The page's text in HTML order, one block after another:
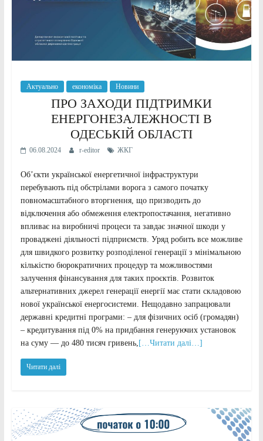
Актуально економіка Новини
ПРО ЗАХОДИ ПІДТРИМКИ
ЕНЕРГОНЕЗАЛЕЖНОСТІ В
ОДЕСЬКІЙ ОБЛАСТІ
06.08.2024 r-editor ЖКГ
Об’єкти української енергетичної інфраструктури
перебувають під обстрілами ворога з самого початку
повномасштабного вторгнення, що призводить до
відключення або обмеження електропостачання, негативно
впливає на виробничі процеси та завдає значної шкоди у
проваджені діяльності підприємств. Уряд робить все можливе
для швидкого розвитку розподіленої генерації з мінімальною
кількістю бюрократичних процедур та можливостями
залучення фінансування для таких проєктів. Розвиток
альтернативних джерел генерації енергії має стати складовою
нової української енергосистеми. Нещодавно запрацювали
державні кредитні програми: – для фізичних осіб (громадян)
– кредитування під 0% на придбання генеруючих установок
на суму — до 480 тисяч гривень, […Читати далі…]
Читати далі